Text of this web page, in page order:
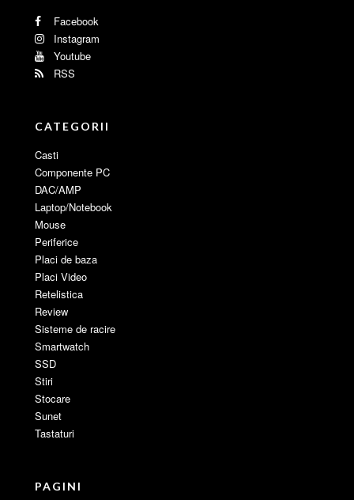
Facebook
Instagram
Youtube
RSS
CATEGORII
Casti
Componente PC
DAC/AMP
Laptop/Notebook
Mouse
Periferice
Placi de baza
Placi Video
Retelistica
Review
Sisteme de racire
Smartwatch
SSD
Stiri
Stocare
Sunet
Tastaturi
PAGINI